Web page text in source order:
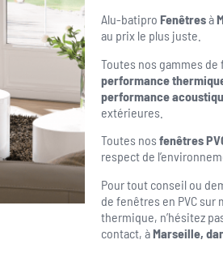
Alu-batipro Fenêtresà
au prix le plus juste.
Toutes nos gammes de
performance
performance
extérieures.
Toutes nos fenêtres
respect de
Pour tout conseil ou
de fenêtres en PVC
thermique, n’hésitez
contact, àMarseille,